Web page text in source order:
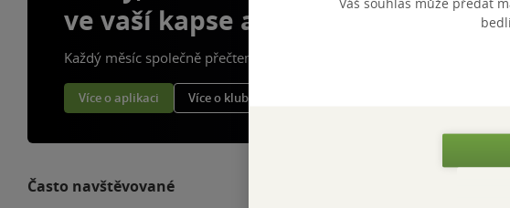
ve vaší kapse a naší appce KDčko
Každý měsíc společně přečteme tisíce knih
Více o aplikaci Více o klubu
Často navštěvované